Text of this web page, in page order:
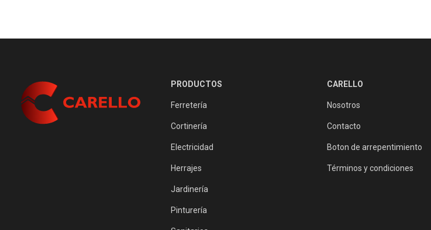
PRODUCTOS
Ferretería
Cortinería
Electricidad
Herrajes
Jardinería
Pinturería
CARELLO
Nosotros
Contacto
Boton de arrepentimiento
Términos y condiciones